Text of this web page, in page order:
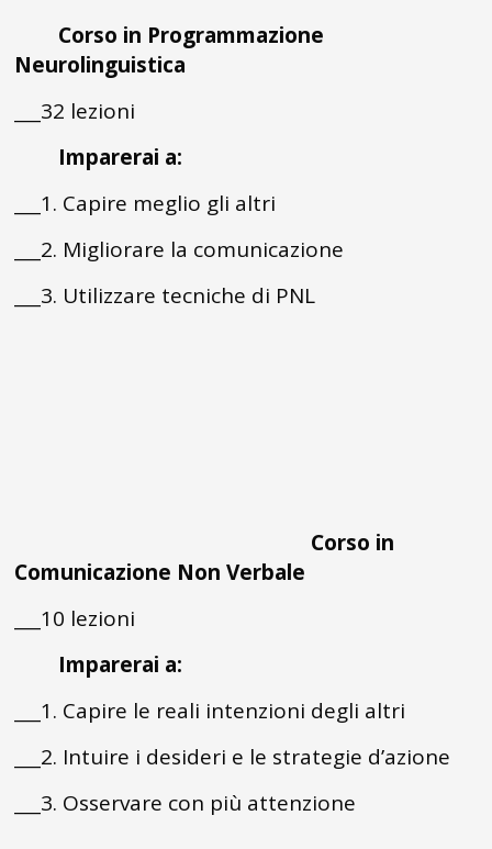
Corso in Programmazione
Neurolinguistica
___32 lezioni
Imparerai a:
___1. Capire meglio gli altri
___2. Migliorare la comunicazione
___3. Utilizzare tecniche di PNL
Corso in
Comunicazione Non Verbale
___10 lezioni
Imparerai a:
___1. Capire le reali intenzioni degli altri
___2. Intuire i desideri e le strategie d’azione
___3. Osservare con più attenzione